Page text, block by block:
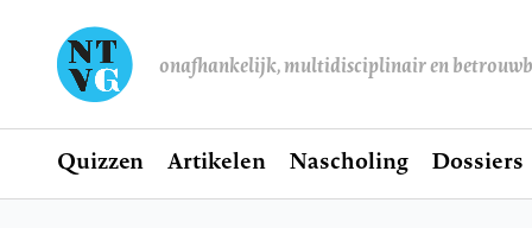
onafhankelijk, multidisciplinair en
Hoofdnavigatie
Home
Quizzen Artikelen Nascholing Dossiers